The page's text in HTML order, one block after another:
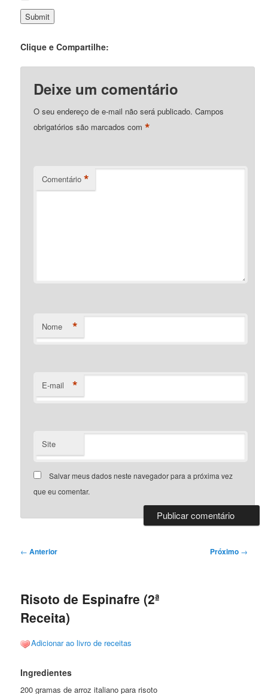
Clique e Compartilhe:
Deixe um comentário
O seu endereço de e-mail não será publicado. Campos
obrigatórios são marcados com*
Comentário *
Nome *
E-mail *
Site
Salvar meus dados neste navegador para a próxima vez
que eu comentar.
Navegação
← Anterior Próximo →
Risoto de Espinafre (2ª
Receita)
Adicionar ao livro de receitas
Ingredientes
200 gramas de arroz italiano para risoto